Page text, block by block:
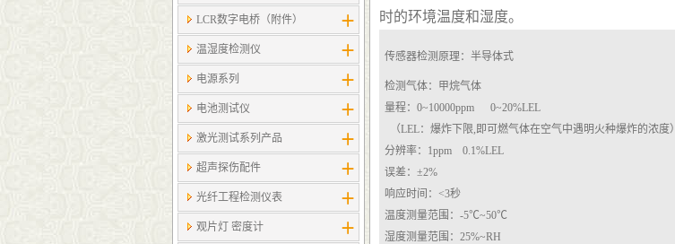
LCR数字电桥（附件）
温湿度检测仪
电源系列
电池测试仪
激光测试系列产品
超声探伤配件
光纤工程检测仪表
观片灯 密度计
时的环境温度和湿度。
传感器检测原理：半导体式
检测气体：甲烷气体
量程：0~10000ppm 0~20%LEL
（LEL：爆炸下限,即可燃气体在空气中遇明火种爆炸的浓度）
分辨率：1ppm 0.1%LEL
误差：±2%
响应时间：<3秒
温度测量范围：-5℃~50℃
湿度测量范围：25%~RH